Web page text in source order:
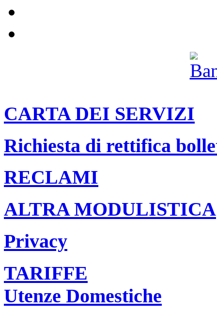
CARTA DEI SERVIZI
Richiesta di rettifica
RECLAMI
ALTRA MODULISTICA
Privacy
TARIFFE
Utenze Domestiche